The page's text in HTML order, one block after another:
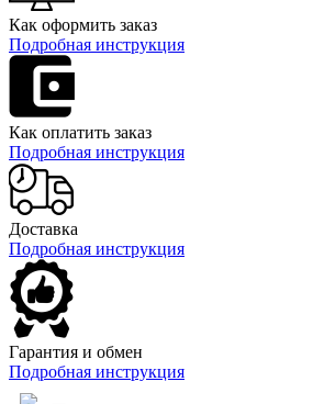
Как оформить заказ
Подробная инструкция
Как оплатить заказ
Подробная инструкция
Доставка
Подробная инструкция
Гарантия и обмен
Подробная инструкция